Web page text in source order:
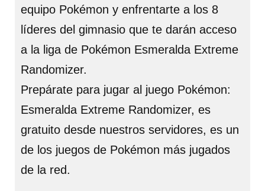
equipo Pokémon y enfrentarte a los 8
líderes del gimnasio que te darán acceso
a la liga de Pokémon Esmeralda Extreme
Randomizer.
Prepárate para jugar al juego Pokémon:
Esmeralda Extreme Randomizer, es
gratuito desde nuestros servidores, es un
de los juegos de Pokémon más jugados
de la red.